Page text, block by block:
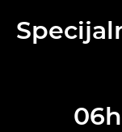
06h